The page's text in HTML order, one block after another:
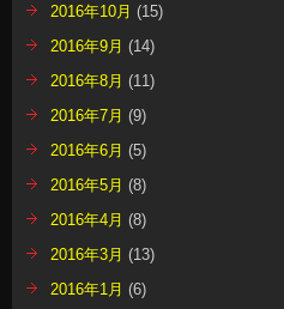
2016年10月 (15)
2016年9月 (14)
2016年8月 (11)
2016年7月 (9)
2016年6月 (5)
2016年5月 (8)
2016年4月 (8)
2016年3月 (13)
2016年1月 (6)